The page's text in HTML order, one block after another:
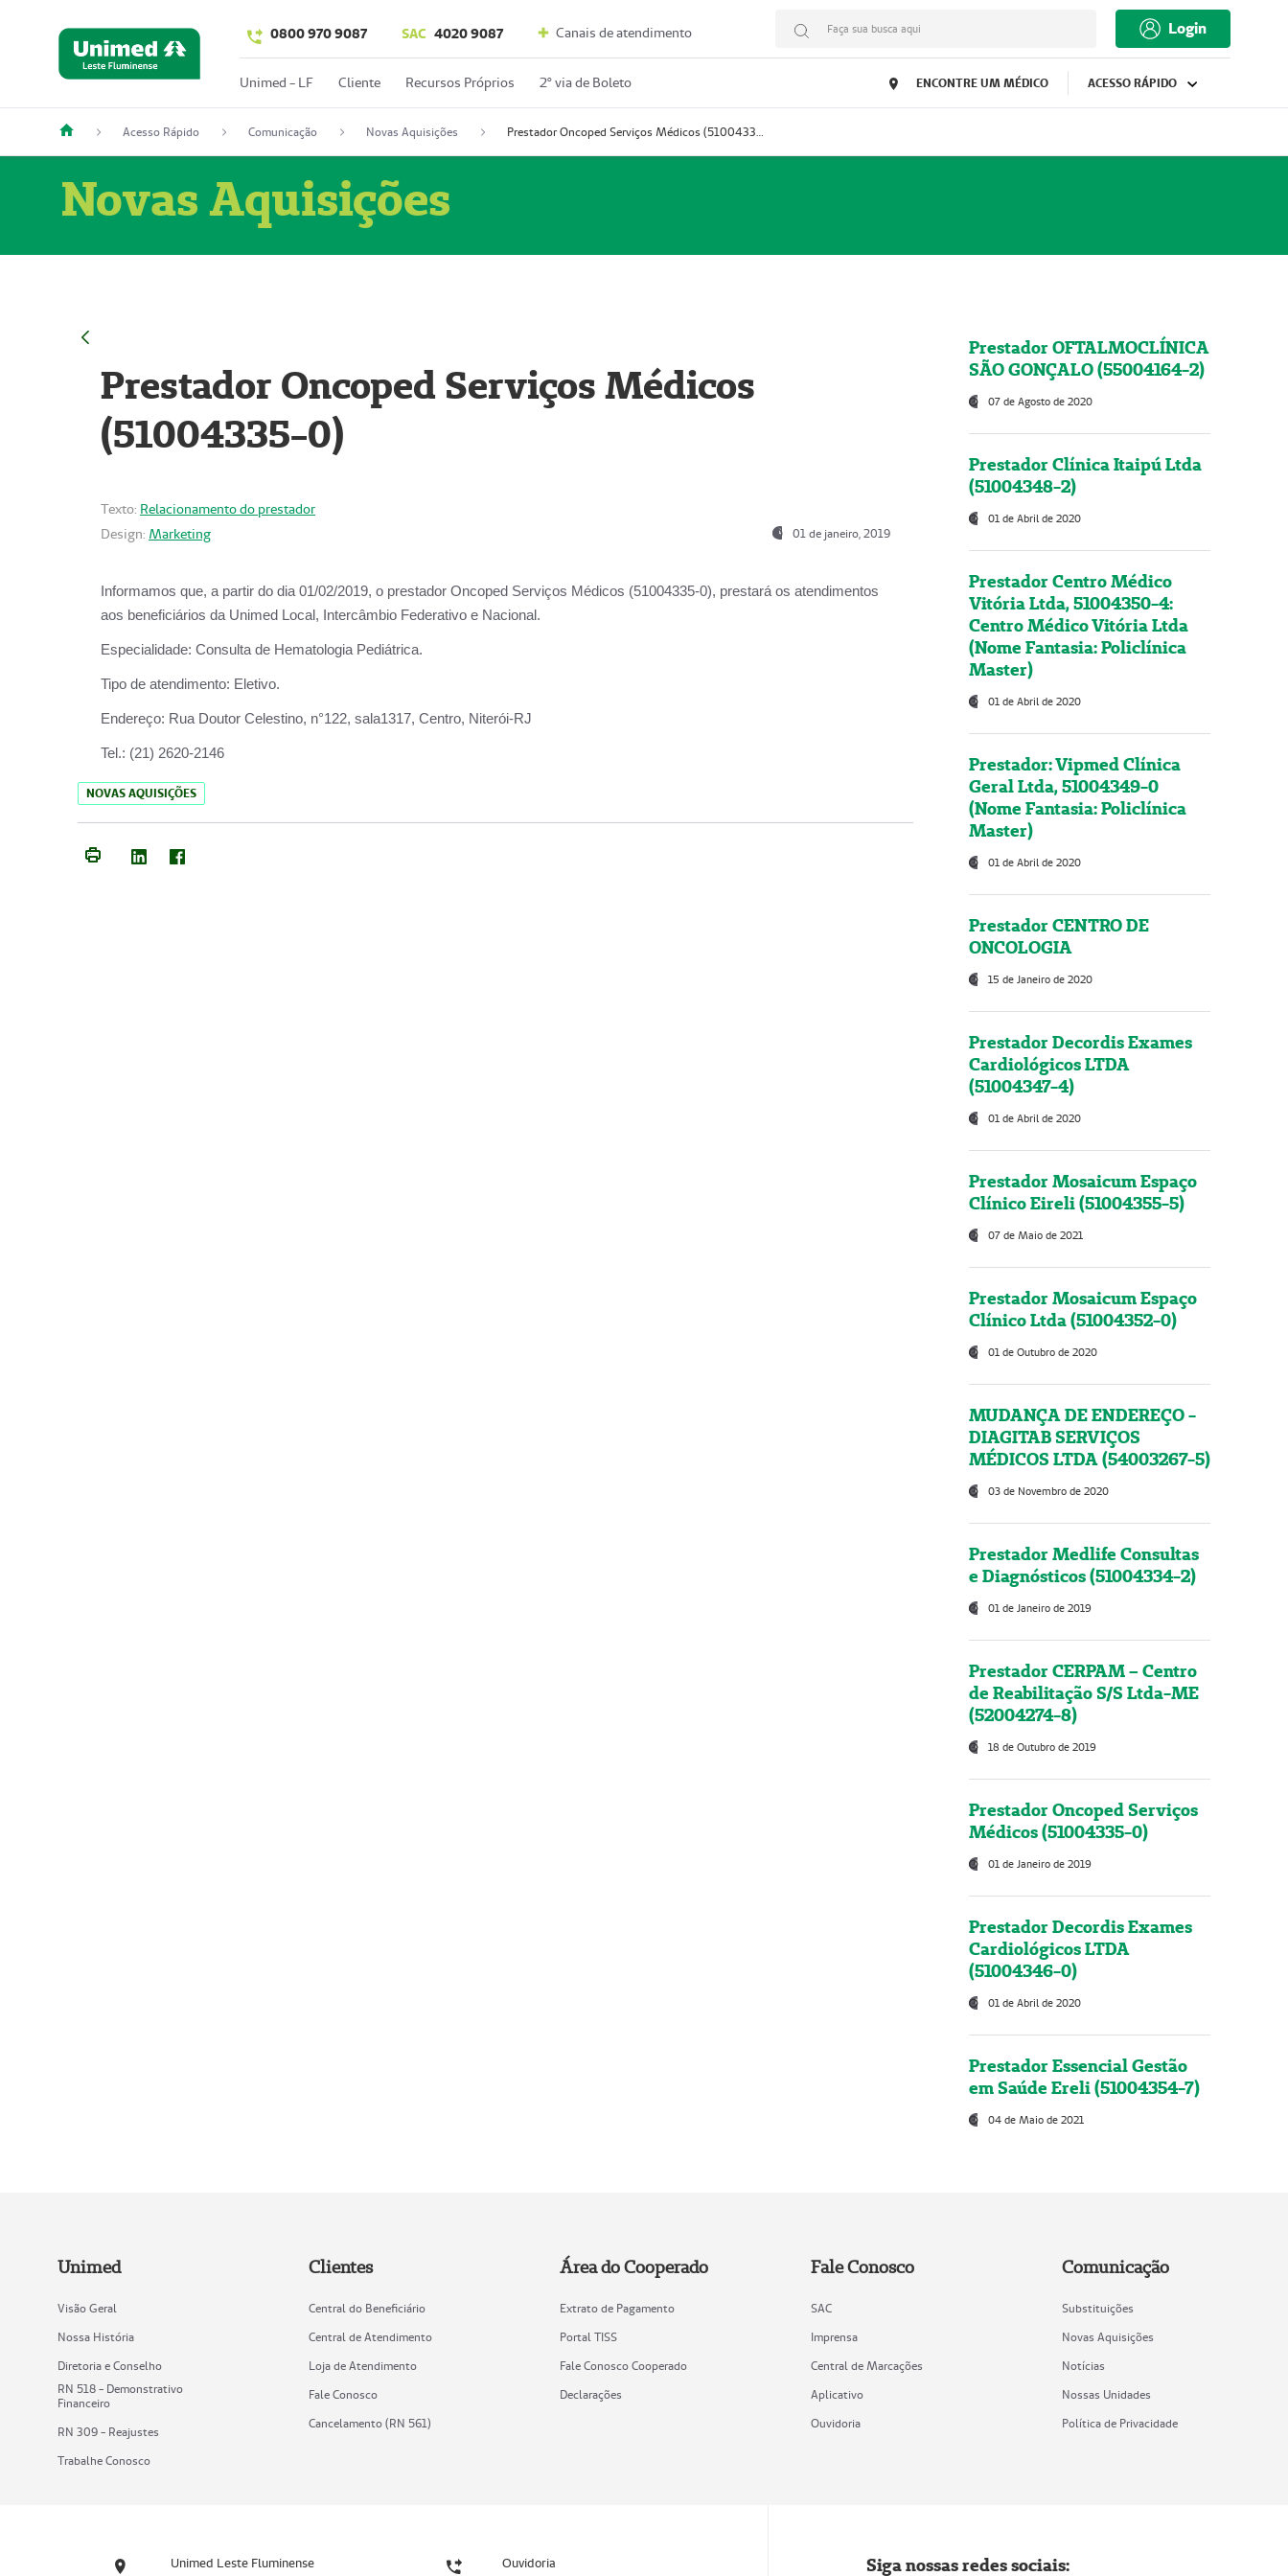
0800 970 9087 SAC 4020 9087 Canais de atendimento Faça sua busca aqui Login
Unimed - LF Cliente Recursos Próprios 2º via de Boleto ENCONTRE UM MÉDICO ACESSO RÁPIDO
Acesso Rápido Comunicação Novas Aquisições Prestador Oncoped Serviços Médicos (51004335-0)
Novas Aquisições
Prestador Oncoped Serviços Médicos
(51004335-0)
Texto: Relacionamento do prestador
Design: Marketing 01 de janeiro, 2019
Informamos que, a partir do dia 01/02/2019, o prestador Oncoped Serviços Médicos (51004335-0), prestará os atendimentos
aos beneficiários da Unimed Local, Intercâmbio Federativo e Nacional.
Especialidade: Consulta de Hematologia Pediátrica.
Tipo de atendimento: Eletivo.
Endereço: Rua Doutor Celestino, n°122, sala1317, Centro, Niterói-RJ
Tel.: (21) 2620-2146
NOVAS AQUISIÇÕES
Prestador OFTALMOCLÍNICA
SÃO GONÇALO (55004164-2)
07 de Agosto de 2020
Prestador Clínica Itaipú Ltda
(51004348-2)
01 de Abril de 2020
Prestador Centro Médico
Vitória Ltda, 51004350-4:
Centro Médico Vitória Ltda
(Nome Fantasia: Policlínica
Master)
01 de Abril de 2020
Prestador: Vipmed Clínica
Geral Ltda, 51004349-0
(Nome Fantasia: Policlínica
Master)
01 de Abril de 2020
Prestador CENTRO DE
ONCOLOGIA
15 de Janeiro de 2020
Prestador Decordis Exames
Cardiológicos LTDA
(51004347-4)
01 de Abril de 2020
Prestador Mosaicum Espaço
Clínico Eireli (51004355-5)
07 de Maio de 2021
Prestador Mosaicum Espaço
Clínico Ltda (51004352-0)
01 de Outubro de 2020
MUDANÇA DE ENDEREÇO -
DIAGITAB SERVIÇOS
MÉDICOS LTDA (54003267-5)
03 de Novembro de 2020
Prestador Medlife Consultas
e Diagnósticos (51004334-2)
01 de Janeiro de 2019
Prestador CERPAM – Centro
de Reabilitação S/S Ltda-ME
(52004274-8)
18 de Outubro de 2019
Prestador Oncoped Serviços
Médicos (51004335-0)
01 de Janeiro de 2019
Prestador Decordis Exames
Cardiológicos LTDA
(51004346-0)
01 de Abril de 2020
Prestador Essencial Gestão
em Saúde Ereli (51004354-7)
04 de Maio de 2021
Unimed
Visão Geral
Nossa História
Diretoria e Conselho
RN 518 - Demonstrativo
Financeiro
RN 309 - Reajustes
Trabalhe Conosco
Clientes
Central do Beneficiário
Central de Atendimento
Loja de Atendimento
Fale Conosco
Cancelamento (RN 561)
Área do Cooperado
Extrato de Pagamento
Portal TISS
Fale Conosco Cooperado
Declarações
Fale Conosco
SAC
Imprensa
Central de Marcações
Aplicativo
Ouvidoria
Comunicação
Substituições
Novas Aquisições
Notícias
Nossas Unidades
Política de Privacidade
Unimed Leste Fluminense Ouvidoria Siga nossas redes sociais: